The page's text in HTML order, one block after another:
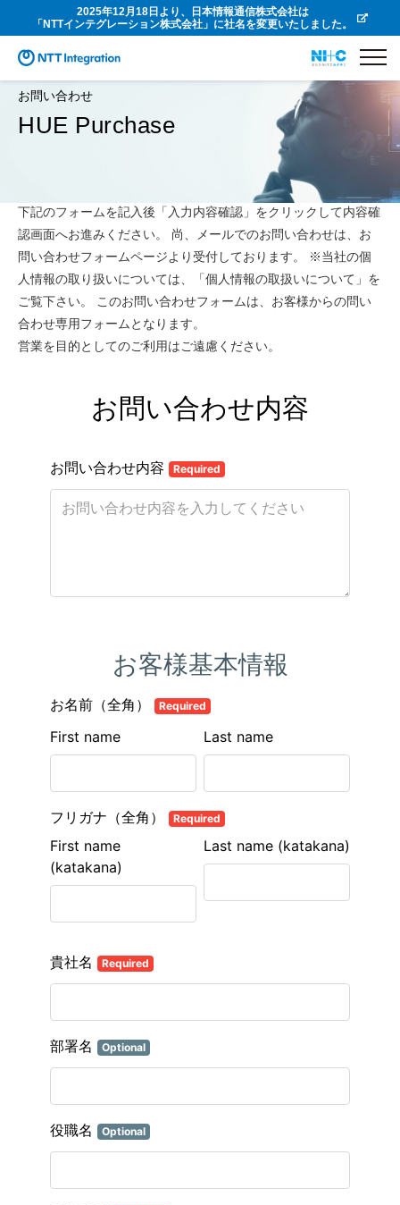
2025年12月18日より、日本情報通信株式会社は
「NTTインテグレーション株式会社」に社名を変更いたしました。
お問い合わせ
HUE Purchase
下記のフォームを記入後「入力内容確認」をクリックして内容確
認画面へお進みください。 尚、メールでのお問い合わせは、お
問い合わせフォームページより受付しております。 ※当社の個
人情報の取り扱いについては、「個人情報の取扱いについて」を
ご覧下さい。 このお問い合わせフォームは、お客様からの問い
合わせ専用フォームとなります。
営業を目的としてのご利用はご遠慮ください。